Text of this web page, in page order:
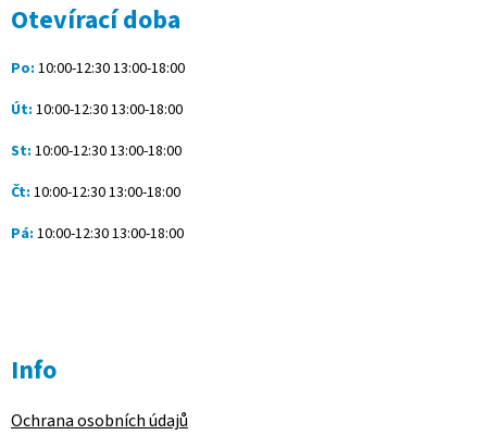
Otevírací doba
Po: 10:00-12:30 13:00-18:00
Út: 10:00-12:30 13:00-18:00
St: 10:00-12:30 13:00-18:00
Čt: 10:00-12:30 13:00-18:00
Pá: 10:00-12:30 13:00-18:00
Info
Ochrana osobních údajů